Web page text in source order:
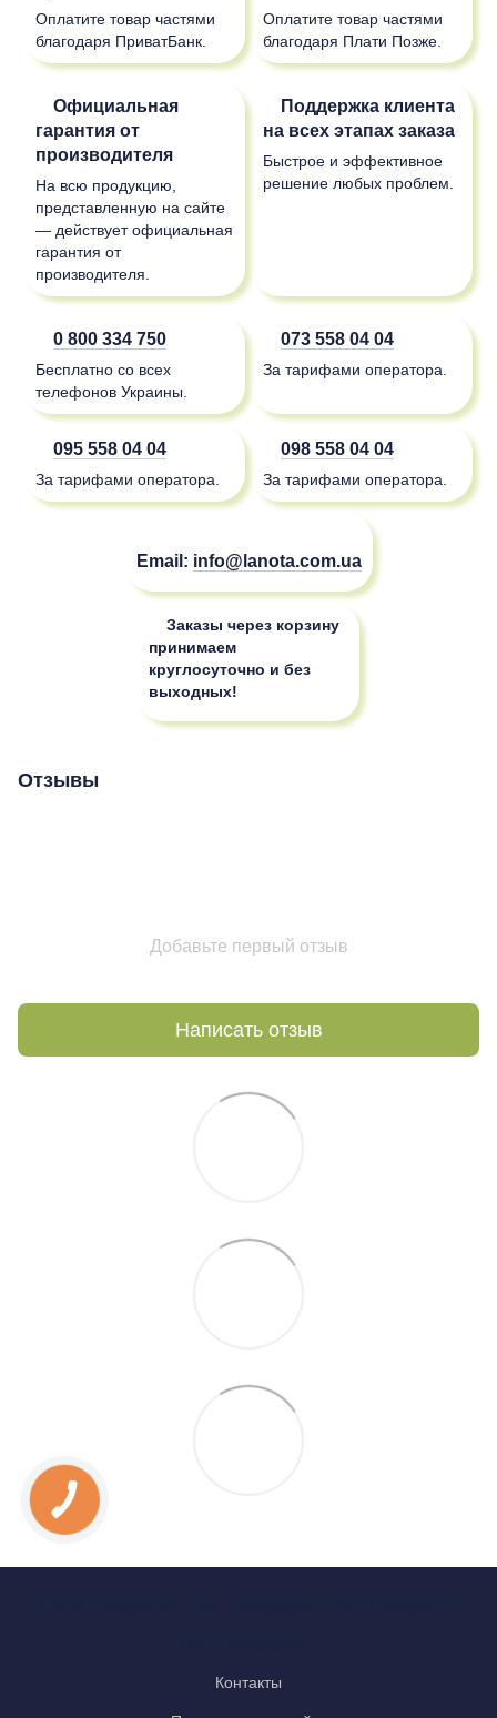
Оплатите товар частями
благодаря ПриватБанк.
Оплатите товар частями
благодаря Плати Позже.
Официальная
гарантия от
производителя
На всю продукцию,
представленную на сайте
— действует официальная
гарантия от
производителя.
Поддержка клиента
на всех этапах заказа
Быстрое и эффективное
решение любых проблем.
0 800 334 750
Бесплатно со всех
телефонов Украины.
073 558 04 04
За тарифами оператора.
095 558 04 04
За тарифами оператора.
098 558 04 04
За тарифами оператора.
Email: info@lanota.com.ua
Заказы через корзину
принимаем
круглосуточно и без
выходных!
Отзывы
Добавьте первый отзыв
Написать отзыв
Контакты